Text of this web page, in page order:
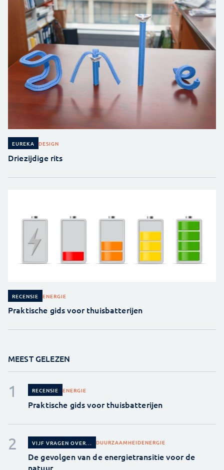
EUREKA DESIGN
Driezijdige rits
RECENSIE ENERGIE
Praktische gids voor thuisbatterijen
MEEST GELEZEN
RECENSIE ENERGIE
Praktische gids voor thuisbatterijen
VIJF VRAGEN OVER... DUURZAAMHEIDENERGIE
De gevolgen van de energietransitie voor de
natuur